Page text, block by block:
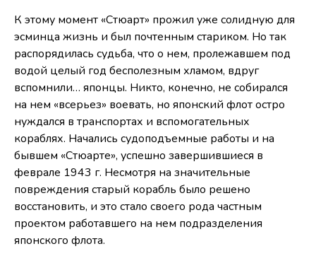
К этому момент «Стюарт» прожил уже солидную для
эсминца жизнь и был почтенным стариком. Но так
распорядилась судьба, что о нем, пролежавшем под
водой целый год бесполезным хламом, вдруг
вспомнили… японцы. Никто, конечно, не собирался
на нем «всерьез» воевать, но японский флот остро
нуждался в транспортах и вспомогательных
кораблях. Начались судоподъемные работы и на
бывшем «Стюарте», успешно завершившиеся в
феврале 1943 г. Несмотря на значительные
повреждения старый корабль было решено
восстановить, и это стало своего рода частным
проектом работавшего на нем подразделения
японского флота.